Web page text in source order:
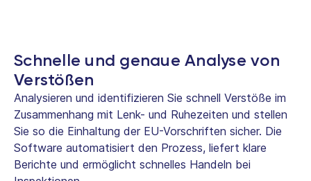
Schnelle und genaue Analyse von
Verstößen
Analysieren und identifizieren Sie schnell Verstöße im
Zusammenhang mit Lenk- und Ruhezeiten und stellen
Sie so die Einhaltung der EU-Vorschriften sicher. Die
Software automatisiert den Prozess, liefert klare
Berichte und ermöglicht schnelles Handeln bei